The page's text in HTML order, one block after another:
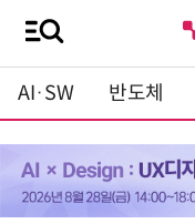
AI·SW 반도체